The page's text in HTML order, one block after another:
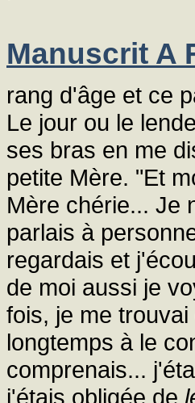
Manuscrit A
rang d'âge et ce
Le jour ou le
ses bras en me
petite Mère. "Et
Mère chérie... Je
parlais à
regardais et
de moi aussi je
fois, je me
longtemps à le
comprenais...
j'étais obligée de